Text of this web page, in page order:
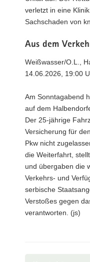
verletzt in eine
Sachschaden von
Aus dem
Weißwasser/O.L.,
14.06.2026, 19:00
Am Sonntagabend
auf dem
Der 25-jährige
Versicherung für
Pkw nicht
die Weiterfahrt,
und übergaben die
Verkehrs- und
serbische
Verstoßes gegen
verantworten. (js)